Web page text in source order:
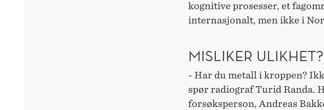
kognitive prosesser, et
internasjonalt, men ikke i
MISLIKER
- Har du metall i kroppen?
spør radiograf Turid Randa.
forsøksperson, Andreas